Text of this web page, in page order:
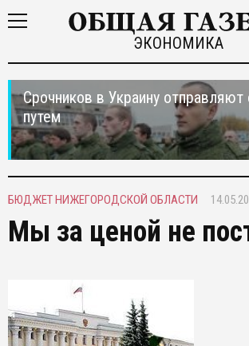
ЭКОНОМИКА
Срочников в Украину
путем
БЮДЖЕТ НИЖЕГОРОДСКОЙ ОБЛАСТИ
Мы за ценой не